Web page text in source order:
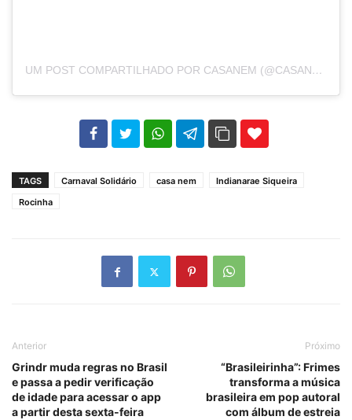
UM POST COMPARTILHADO POR CASANEM (@CASANEM_)
102 35
TAGS Carnaval Solidário casa nem
Indianarae Siqueira
Rocinha
Anterior
Grindr muda regras no Brasil
e passa a pedir verificação
de idade para acessar o app
a partir desta sexta-feira
Próximo
“Brasileirinha”: Frimes
transforma a música
brasileira em pop autoral
com álbum de estreia